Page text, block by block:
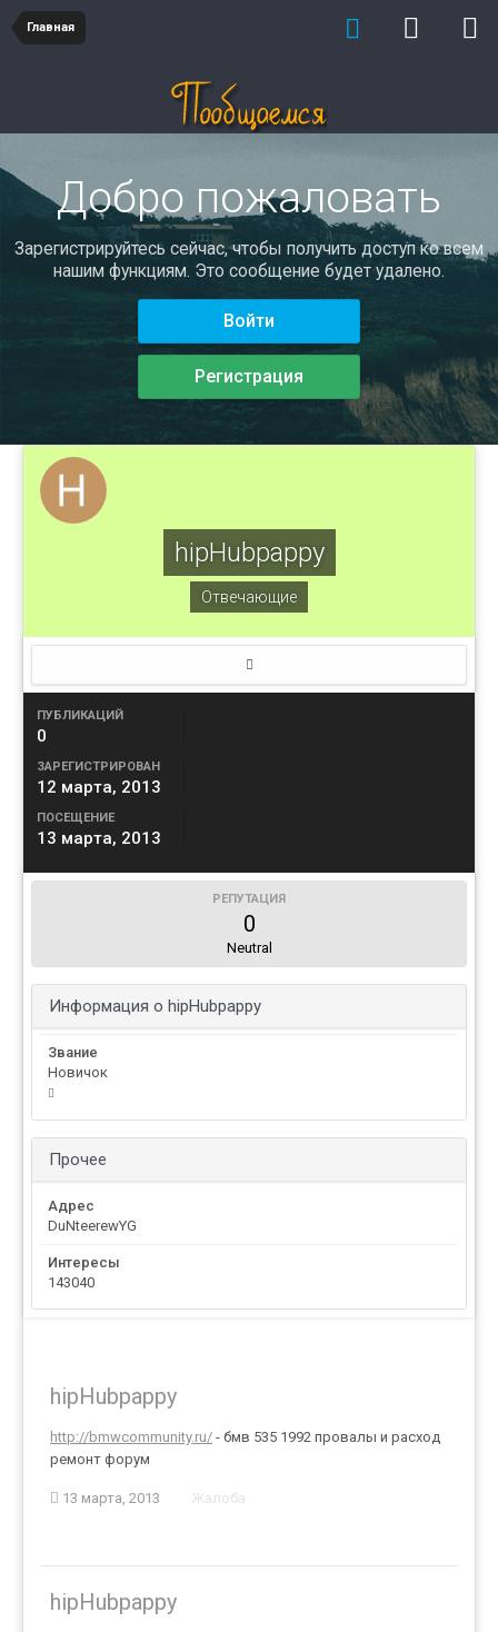
Главная
Добро пожаловать
Зарегистрируйтесь сейчас, чтобы получить доступ ко всем
нашим функциям. Это сообщение будет удалено.
Войти
Регистрация
hipHubpappy
Отвечающие
ПУБЛИКАЦИЙ
0
ЗАРЕГИСТРИРОВАН
12 марта, 2013
ПОСЕЩЕНИЕ
13 марта, 2013
РЕПУТАЦИЯ
0
Neutral
Информация о hipHubpappy
Звание
Новичок
Прочее
Адрес
DuNteerewYG
Интересы
143040
hipHubpappy
http://bmwcommunity.ru/ - бмв 535 1992 провалы и расход
ремонт форум
13 марта, 2013 Жалоба
hipHubpappy